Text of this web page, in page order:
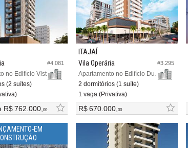
#4.081
Apartamento no Edifício Vista Vila
(2 suítes)
R$ 762.000,00
#3.295
ITAJAÍ
Vila Operária
Apartamento no Edifício Due Vite
2 dormitórios (1 suíte)
1 vaga (Privativa)
R$ 670.000,00
EM